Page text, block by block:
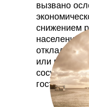
вызвано
снижением
населения.
или
гостевые